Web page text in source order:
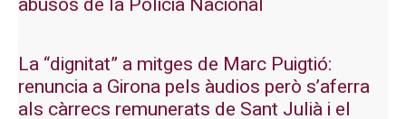
La “dignitat” a mitges de Marc Puigtió:
renuncia a Girona pels àudios però s’aferra
als càrrecs remunerats de Sant Julià i el